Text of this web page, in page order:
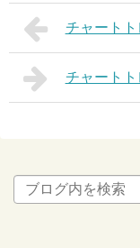
チャートト
チャートト